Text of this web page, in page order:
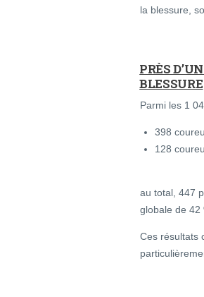
la blessure,
PRÈS
BLESSURE
Parmi les 1
398
128
au total, 447
globale de 42
Ces résultats